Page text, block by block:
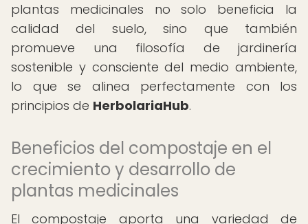
plantas medicinales no solo beneficia la
calidad del suelo, sino que también
promueve una filosofía de jardinería
sostenible y consciente del medio ambiente,
lo que se alinea perfectamente con los
principios de HerbolariaHub.
Beneficios del compostaje en el
crecimiento y desarrollo de
plantas medicinales
El compostaje aporta una variedad de